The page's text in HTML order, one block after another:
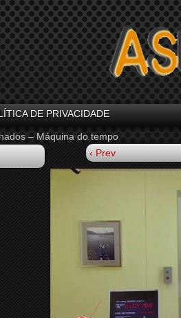
DE PRIVACIDADE
– Máquina do tempo
‹ Prev